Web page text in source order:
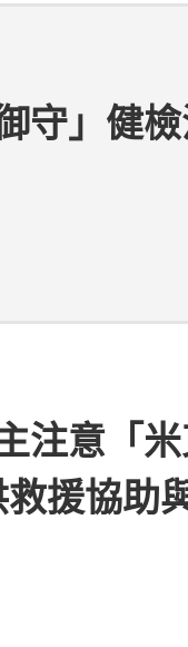
守」健
注意「
援協助